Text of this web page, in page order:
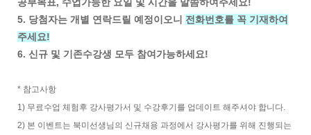
5. 당첨자는 개별 연락드릴 예정이오니 전화번호를 꼭 기재하여
주세요!
6. 신규 및 기존수강생 모두 참여가능하세요!
* 참고사항
1) 무료수업 체험후 강사평가서 및 수강후기를 업데이트 해주셔야 합니다.
2) 본 이벤트는 북미선생님의 신규채용 과정에서 강사평가를 위해 진행되는